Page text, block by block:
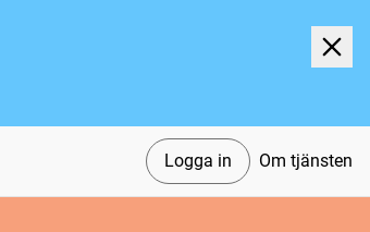
Logga in Om tjänsten